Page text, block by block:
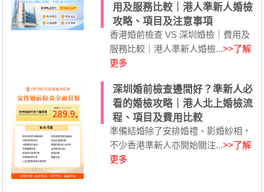
用及服務比較｜港人準新人婚檢
攻略、項目及注意事項
香港婚前檢查 VS 深圳婚檢｜費用及
服務比較｜港人準新人婚檢...>>了解
更多
深圳婚前檢查邊間好？準新人必
看的婚檢攻略｜港人北上婚檢流
程、項目及費用比較
準備結婚除了安排婚禮、影婚紗相，
不少香港準新人亦開始關注...>>了解
更多